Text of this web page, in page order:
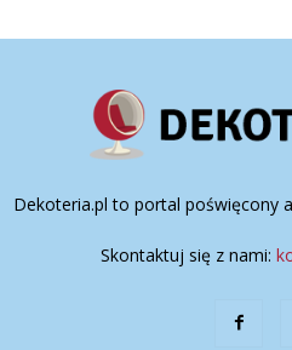
Dekoteria.pl to portal poświęcony
Skontaktuj się z nami: